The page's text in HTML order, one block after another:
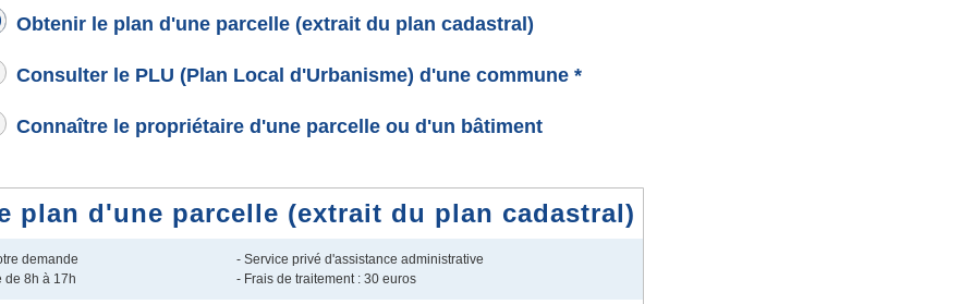
Obtenir le plan d'une parcelle (extrait du plan cadastral)
Consulter le PLU (Plan Local d'Urbanisme) d'une commune *
Connaître le propriétaire d'une parcelle ou d'un bâtiment
plan d'une parcelle (extrait du plan cadastral)
demande
de 8h à 17h
- Service privé d'assistance administrative
- Frais de traitement : 30 euros